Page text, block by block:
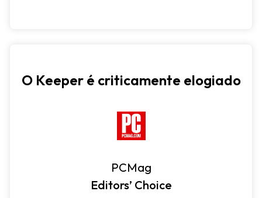
O Keeper é criticamente elogiado
PCMag
Editors’ Choice